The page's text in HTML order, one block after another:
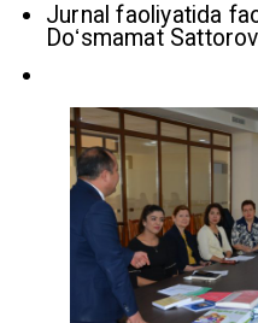
Jurnal faoliyatida
Doʻsmamat